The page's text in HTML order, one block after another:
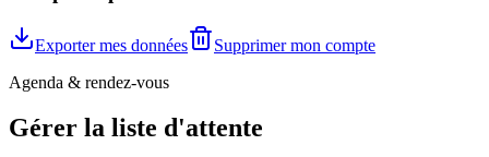
Exporter mes données
Supprimer mon compte
Agenda & rendez-vous
Gérer la liste d'attente